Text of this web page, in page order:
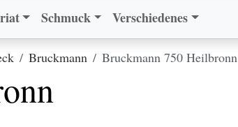
Schmuck Verschiedenes
Bruckmann Bruckmann 750 Heilbronn